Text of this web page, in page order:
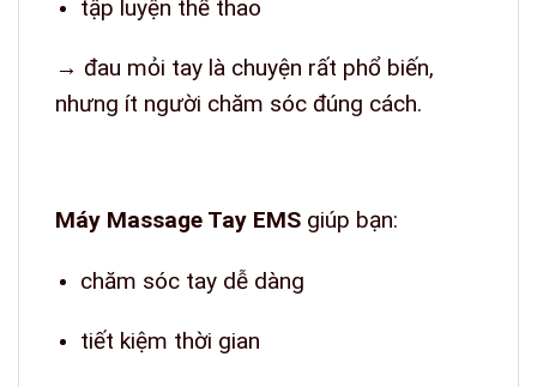
tập luyện thể thao
→ đau mỏi tay là chuyện rất phổ biến,
nhưng ít người chăm sóc đúng cách.
Máy Massage Tay EMS giúp bạn:
chăm sóc tay dễ dàng
tiết kiệm thời gian